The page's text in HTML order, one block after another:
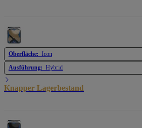
Oberfläche: Icon
Ausführung: Hybrid
Knapper Lagerbestand